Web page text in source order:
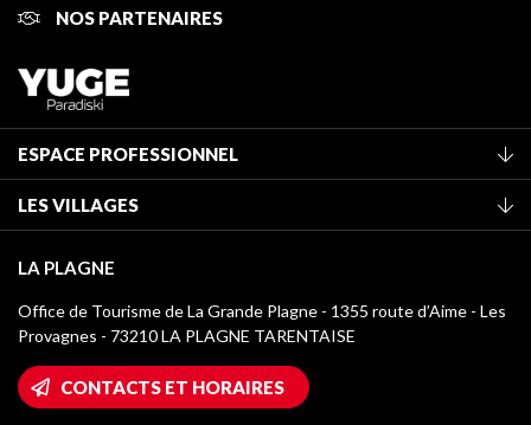
NOS PARTENAIRES
ESPACE PROFESSIONNEL
Classement des meublés
Taxe de séjour
Médiathèque
Logos La Plagne
Accès Wifi
Maison des Propriétaires
LES VILLAGES
Montchavin - Les Coches
Champagny-en-Vanoise
Plagne 1800
LA PLAGNE
Office de Tourisme de La Grande Plagne - 1355 route d’Aime - Les
Provagnes - 73210 LA PLAGNE TARENTAISE
CONTACTS ET HORAIRES